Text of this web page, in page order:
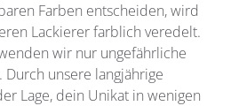
Farben entscheiden, wird
Lackierer farblich veredelt.
wir nur ungefährliche
Durch unsere langjährige
Lage, dein Unikat in wenigen